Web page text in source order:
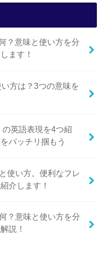
？意味と使い方を分
ます！
い方は？3つの意味を
の英語表現を4つ紹
バッチリ掴もう
使い方。便利なフレ
介します！
？意味と使い方を分
説！